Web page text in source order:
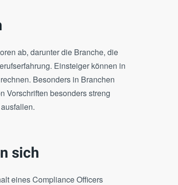
ab, darunter die Branche, die
Einsteiger können in
Besonders in Branchen
Vorschriften besonders streng
sich
eines Compliance Officers